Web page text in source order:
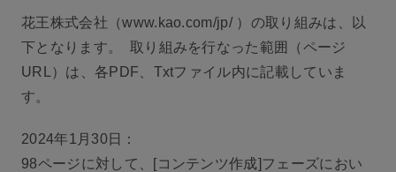
花王株式会社（www.kao.com/jp/ ）の取り組みは、以
下となります。 取り組みを行なった範囲（ページ
URL）は、各PDF、Txtファイル内に記載していま
す。
2024年1月30日：
98ページに対して、[コンテンツ作成]フェーズにおい